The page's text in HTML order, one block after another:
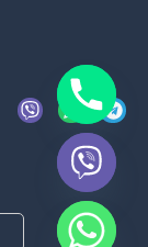
V
i
W
a
t
s
a
p
p
T
e
e
g
m